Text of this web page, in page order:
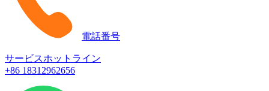
電話番号
サービスホットライン
+86 18312962656